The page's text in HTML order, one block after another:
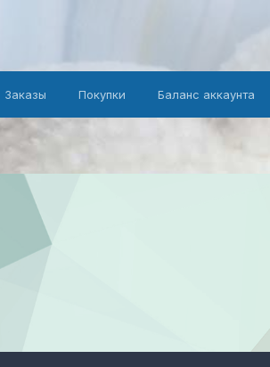
Заказы Покупки Баланс аккаунта